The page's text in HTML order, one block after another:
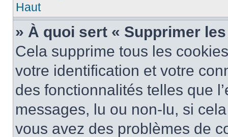
Haut
» À quoi sert « Supprimer
Cela supprime tous les
votre identification et votre
des fonctionnalités telles que
messages, lu ou non-lu, si
vous avez des problèmes de